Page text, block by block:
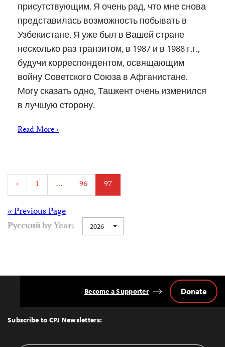
присутствующим. Я очень рад, что мне снова
представилась возможность побывать в
Узбекистане. Я уже был в Вашей стране
несколько раз транзитом, в 1987 и в 1988 г.г.,
будучи корреспондентом, освящающим
войну Советского Союза в Афганистане.
Могу сказать одно, Ташкент очень изменился
в лучшую сторону.
Read More ›
Posts
pagination
‹ 1 … 96 97
Posts
navigation
« Previous Page
Русский by Year:
2026
Top
Subscribe to CPJ Newsletters:
Become a Supporter Donate